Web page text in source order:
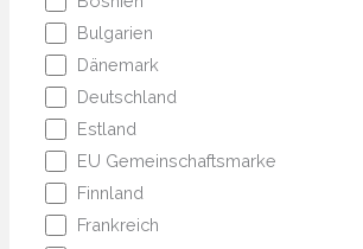
Bulgarien
Dänemark
Deutschland
Estland
EU Gemeinschaftsmarke
Finnland
Frankreich